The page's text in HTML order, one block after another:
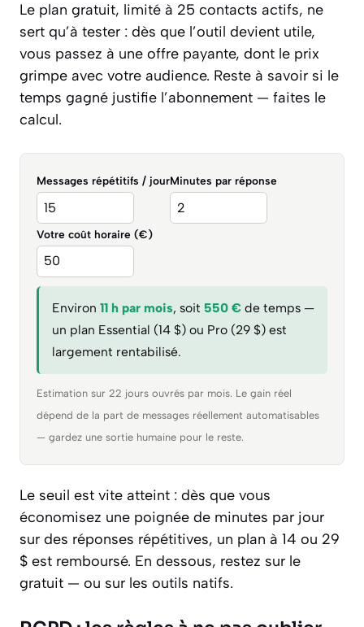
Le plan gratuit, limité à 25 contacts actifs, ne
sert qu’à tester : dès que l’outil devient utile,
vous passez à une offre payante, dont le prix
grimpe avec votre audience. Reste à savoir si le
temps gagné justifie l’abonnement — faites le
calcul.
Messages répétitifs / jourMinutes par réponse
Votre coût horaire (€)
Environ 11 h par mois, soit 550 € de temps —
un plan Essential (14 $) ou Pro (29 $) est
largement rentabilisé.
Estimation sur 22 jours ouvrés par mois. Le gain réel
dépend de la part de messages réellement automatisables
— gardez une sortie humaine pour le reste.
Le seuil est vite atteint : dès que vous
économisez une poignée de minutes par jour
sur des réponses répétitives, un plan à 14 ou 29
$ est remboursé. En dessous, restez sur le
gratuit — ou sur les outils natifs.